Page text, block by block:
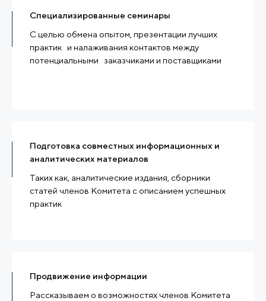
Специализированные семинары
С целью обмена опытом, презентации лучших
практик и налаживания контактов между
потенциальными заказчиками и поставщиками
Подготовка совместных информационных и
аналитических материалов
Таких как, аналитические издания, сборники
статей членов Комитета с описанием успешных
практик
Продвижение информации
Рассказываем о возможностях членов Комитета